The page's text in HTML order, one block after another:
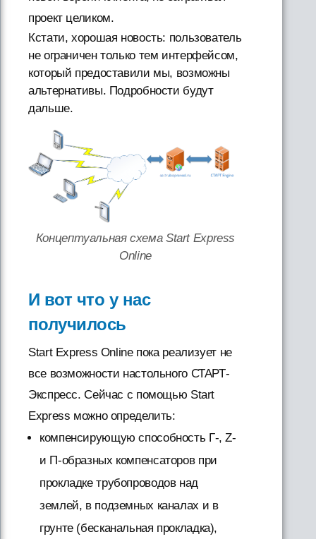
проект целиком.
Кстати, хорошая новость: пользователь
не ограничен только тем интерфейсом,
который предоставили мы, возможны
альтернативы. Подробности будут
дальше.
Концептуальная схема Start Express
Online
И вот что у нас
получилось
Start Express Online пока реализует не
все возможности настольного СТАРТ-
Экспресс. Сейчас с помощью Start
Express можно определить:
компенсирующую способность Г-, Z-
и П-образных компенсаторов при
прокладке трубопроводов над
землей, в подземных каналах и в
грунте (бесканальная прокладка),